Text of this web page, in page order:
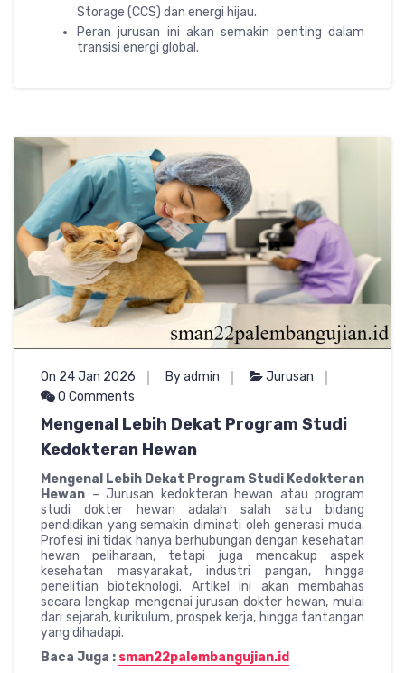
Storage (CCS) dan energi hijau.
Peran jurusan ini akan semakin penting dalam
transisi energi global.
On 24 Jan 2026 By admin
Jurusan
0 Comments
Mengenal Lebih Dekat Program Studi
Kedokteran Hewan
Mengenal Lebih Dekat Program Studi Kedokteran
Hewan – Jurusan kedokteran hewan atau program
studi dokter hewan adalah salah satu bidang
pendidikan yang semakin diminati oleh generasi muda.
Profesi ini tidak hanya berhubungan dengan kesehatan
hewan peliharaan, tetapi juga mencakup aspek
kesehatan masyarakat, industri pangan, hingga
penelitian bioteknologi. Artikel ini akan membahas
secara lengkap mengenai jurusan dokter hewan, mulai
dari sejarah, kurikulum, prospek kerja, hingga tantangan
yang dihadapi.
Baca Juga : sman22palembangujian.id